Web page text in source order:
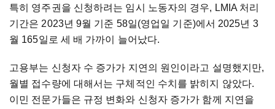
특히 영주권을 신청하려는 임시 노동자의 경우, LMIA 처리
기간은 2023년 9월 기준 58일(영업일 기준)에서 2025년 3
월 165일로 세 배 가까이 늘어났다.
고용부는 신청자 수 증가가 지연의 원인이라고 설명했지만,
월별 접수량에 대해서는 구체적인 수치를 밝히지 않았다.
이민 전문가들은 규정 변화와 신청자 증가가 함께 지연을